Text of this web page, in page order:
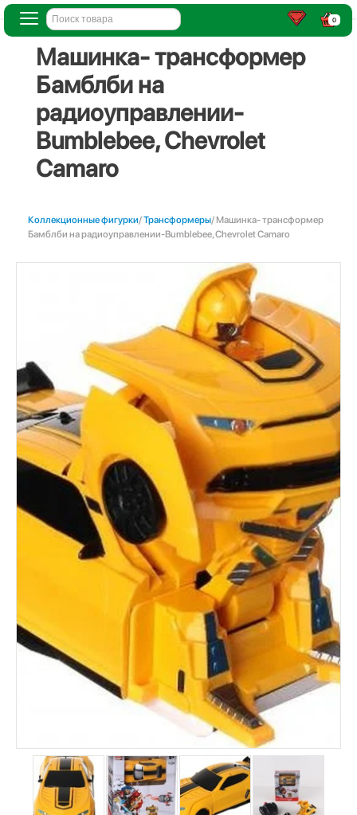
0
Машинка- трансформер
Бамблби на
радиоуправлении-
Bumblebee, Chevrolet
Camaro
Коллекционные фигурки/Трансформеры/ Машинка- трансформер
Бамблби на радиоуправлении-Bumblebee, Chevrolet Camaro